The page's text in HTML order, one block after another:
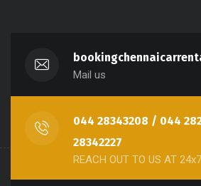
Mail us
044 28343208 / 044
28342227
REACH OUT TO US AT